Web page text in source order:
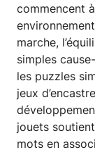
commencent
marche,
simples
les puzzles
jeux
jouets
mots en